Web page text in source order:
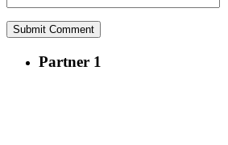
Partner 1